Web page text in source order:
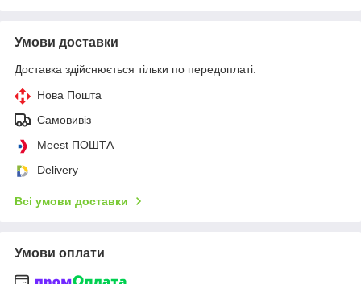
Умови доставки
Доставка здійснюється тільки по передоплаті.
Нова Пошта
Самовивіз
Meest ПОШТА
Delivery
Всі умови доставки
Умови оплати